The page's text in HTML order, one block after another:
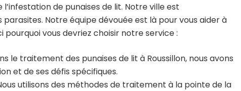
de punaises de lit. Notre ville est
Notre équipe dévouée est là pour vous aider à
pourquoi vous devriez choisir notre service :
le traitement des punaises de lit à Roussillon, nous avons
et de ses défis spécifiques.
utilisons des méthodes de traitement à la pointe de la